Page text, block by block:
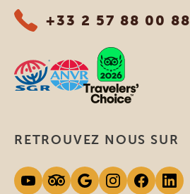
+33 2 57 88 00 88
RETROUVEZ NOUS SUR